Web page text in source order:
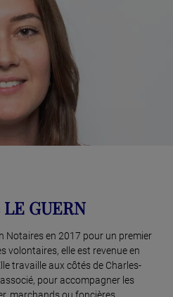
GUERN
Notaires en 2017 pour un premier
volontaires, elle est revenue en
travaille aux côtés de Charles-
pour accompagner les
marchands ou foncières.